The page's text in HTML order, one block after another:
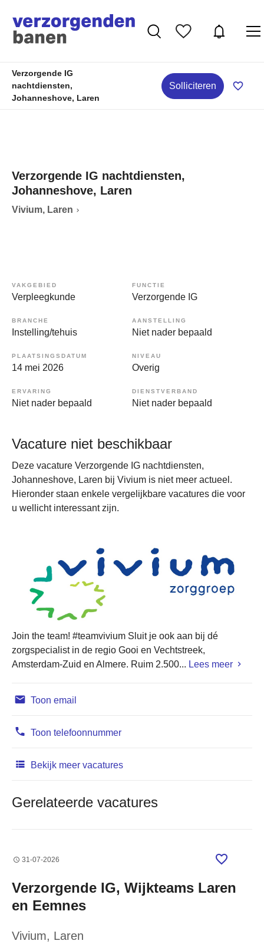
Verzorgende IG
nachtdiensten,
Johanneshove, Laren
Solliciteren
Verzorgende IG nachtdiensten,
Johanneshove, Laren
Vivium, Laren
VAKGEBIED
Verpleegkunde
FUNCTIE
Verzorgende IG
BRANCHE
Instelling/tehuis
AANSTELLING
Niet nader bepaald
PLAATSINGSDATUM
14 mei 2026
NIVEAU
Overig
ERVARING
Niet nader bepaald
DIENSTVERBAND
Niet nader bepaald
Vacature niet beschikbaar
Deze vacature Verzorgende IG nachtdiensten,
Johanneshove, Laren bij Vivium is niet meer actueel.
Hieronder staan enkele vergelijkbare vacatures die voor
u wellicht interessant zijn.
Join the team! #teamvivium Sluit je ook aan bij dé
zorgspecialist in de regio Gooi en Vechtstreek,
Amsterdam-Zuid en Almere. Ruim 2.500... Lees meer
Toon email
Toon telefoonnummer
Bekijk meer vacatures
Gerelateerde vacatures
31-07-2026
Verzorgende IG, Wijkteams Laren
en Eemnes
Vivium, Laren